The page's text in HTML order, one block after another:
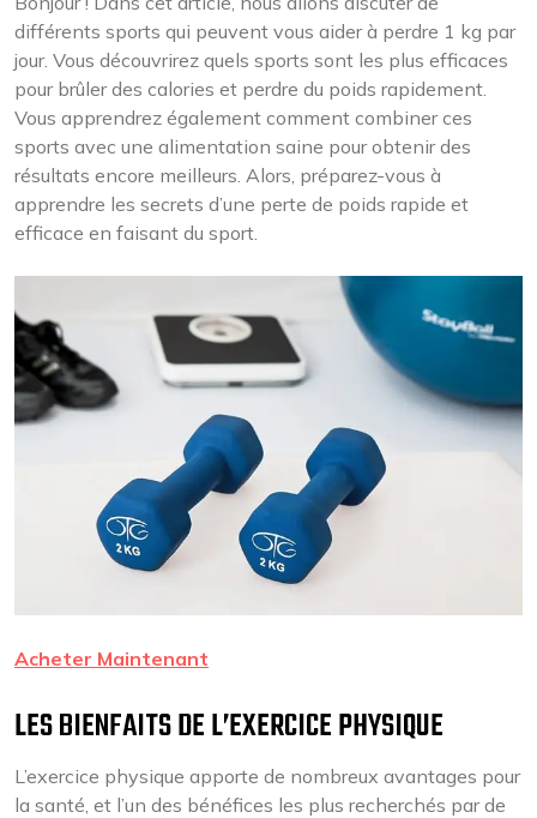
différents sports qui peuvent vous aider à perdre 1 kg par
jour. Vous découvrirez quels sports sont les plus efficaces
pour brûler des calories et perdre du poids rapidement.
Vous apprendrez également comment combiner ces
sports avec une alimentation saine pour obtenir des
résultats encore meilleurs. Alors, préparez-vous à
apprendre les secrets d’une perte de poids rapide et
efficace en faisant du sport.
Acheter Maintenant
LES BIENFAITS DE L’EXERCICE PHYSIQUE
L’exercice physique apporte de nombreux avantages pour
la santé, et l’un des bénéfices les plus recherchés par de